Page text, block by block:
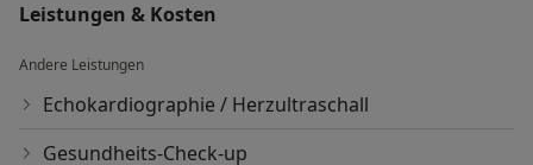
Leistungen & Kosten
Andere Leistungen
Echokardiographie / Herzultraschall
Gesundheits-Check-up